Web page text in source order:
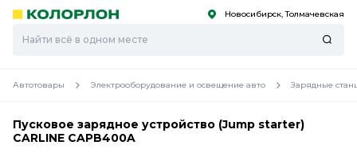
Скоро
Скоро Новосибирск, Толмачевская
Автотовары Электрооборудование и освещение авто Зарядные
Пусковое зарядное устройство (Jump starter)
CARLINE CAPB400A